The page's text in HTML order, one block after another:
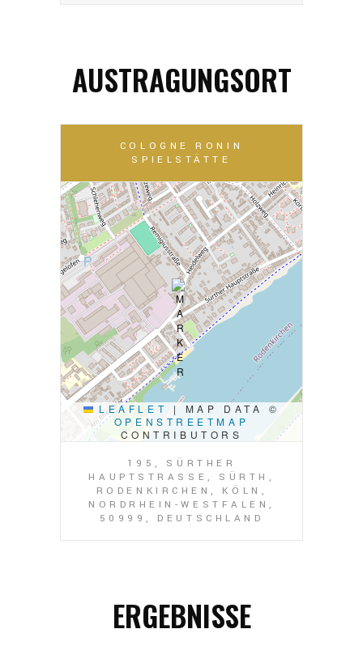
AUSTRAGUNGSORT
COLOGNE RONIN
SPIELSTÄTTE
LEAFLET |
MAP DATA ©
OPENSTREETMAP
CONTRIBUTORS
195, SÜRTHER
HAUPTSTRASSE, SÜRTH, R
ODENKIRCHEN, KÖLN, N
ORDRHEIN-WESTFALEN, 5
0999, DEUTSCHLAND
ERGEBNISSE